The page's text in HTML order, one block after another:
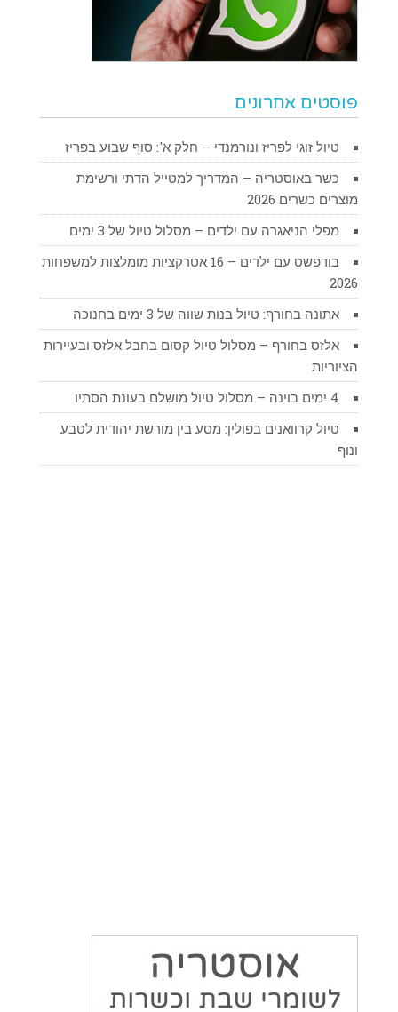
פוסטים אחרונים
טיול זוגי לפריז ונורמנדי – חלק א': סוף שבוע בפריז
כשר באוסטריה – המדריך למטייל הדתי ורשימת
מוצרים כשרים 2026
מפלי הניאגרה עם ילדים – מסלול טיול של 3 ימים
בודפשט עם ילדים – 16 אטרקציות מומלצות למשפחות
2026
אתונה בחורף: טיול בנות שווה של 3 ימים בחנוכה
אלזס בחורף – מסלול טיול קסום בחבל אלזס ובעיירות
הציוריות
4 ימים בוינה – מסלול טיול מושלם בעונת הסתיו
טיול קרוואנים בפולין: מסע בין מורשת יהודית לטבע
ונוף